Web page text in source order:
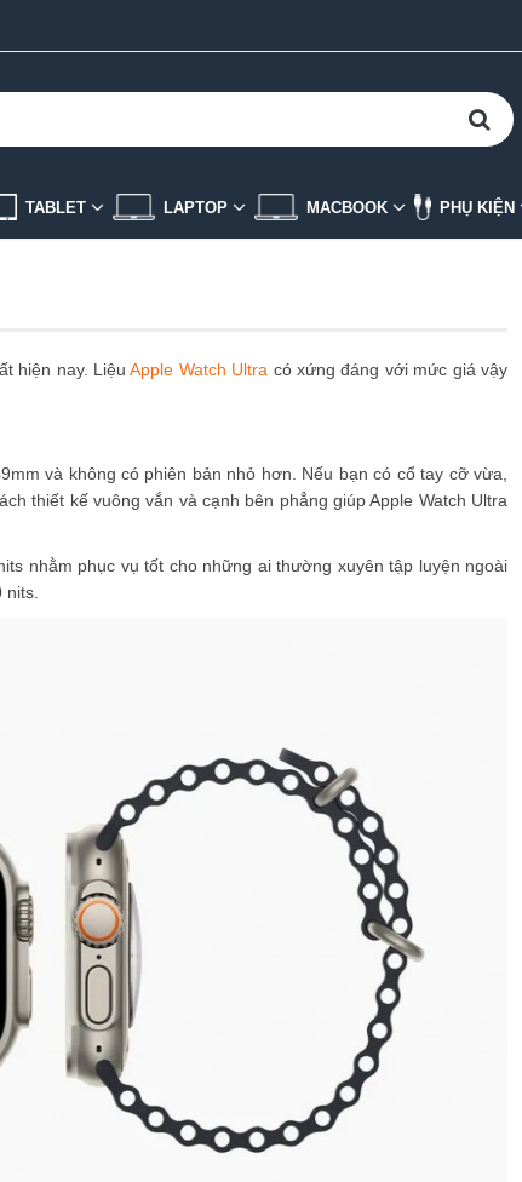
TABLET LAPTOP MACBOOK PHỤ KIỆN
hiện nay. LiệuApple Watch Ultra có xứng đáng với mức giá vậy
và không có phiên bản nhỏ hơn. Nếu bạn có cổ tay cỡ vừa,
thiết kế vuông vắn và cạnh bên phẳng giúp Apple Watch Ultra
nhằm phục vụ tốt cho những ai thường xuyên tập luyện ngoài